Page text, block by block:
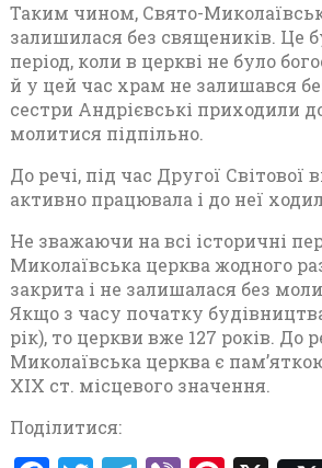
Таким чином, Свято-
залишилася без священиків. Це
період, коли в церкві не було
й у цей час храм не залишався
сестри Андрієвські приходили
молитися підпільно.
До речі, під час Другої Світової
активно працювала і до неї
Не зважаючи на всі історичні
Миколаївська церква жодного
закрита і не залишалася без
Якщо з часу початку
рік), то церкви вже 127 років. До
Миколаївська церква є
ХІХ ст. місцевого значення.
Поділитися: